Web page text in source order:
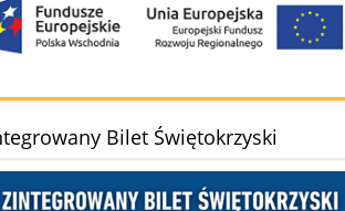
Bilet Świętokrzyski